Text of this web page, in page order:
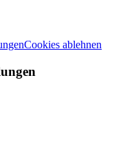
Cookies ablehnen